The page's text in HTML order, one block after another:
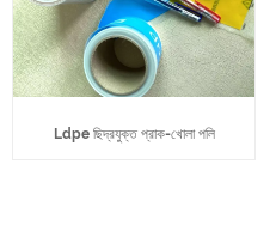
Ldpe ছিদ্রযুক্ত প্রাক-খোলা পলি